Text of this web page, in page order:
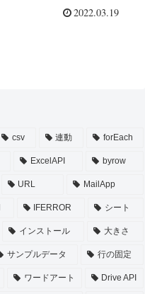
2022.03.19
csv 連動 forEach
ExcelAPI byrow
URL MailApp
IFERROR シート
インストール 大きさ
サンプルデータ 行の固定
ワードアート Drive API